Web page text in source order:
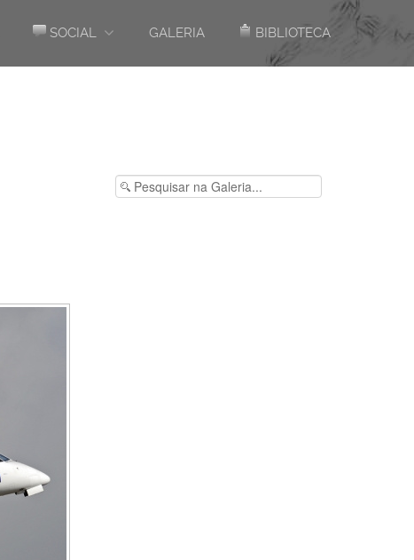
SOCIAL GALERIA BIBLIOTECA